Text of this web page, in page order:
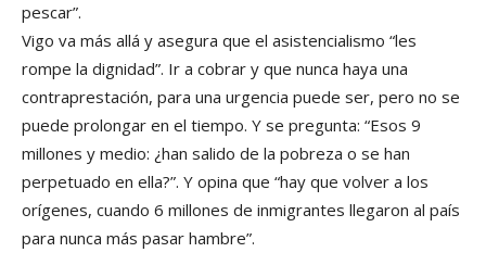
pescar”.
Vigo va más allá y asegura que el asistencialismo “les
rompe la dignidad”. Ir a cobrar y que nunca haya una
contraprestación, para una urgencia puede ser, pero no se
puede prolongar en el tiempo. Y se pregunta: “Esos 9
millones y medio: ¿han salido de la pobreza o se han
perpetuado en ella?”. Y opina que “hay que volver a los
orígenes, cuando 6 millones de inmigrantes llegaron al país
para nunca más pasar hambre”.